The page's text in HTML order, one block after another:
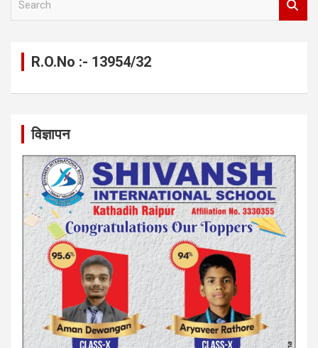
R.O.No :- 13954/32
विज्ञापन